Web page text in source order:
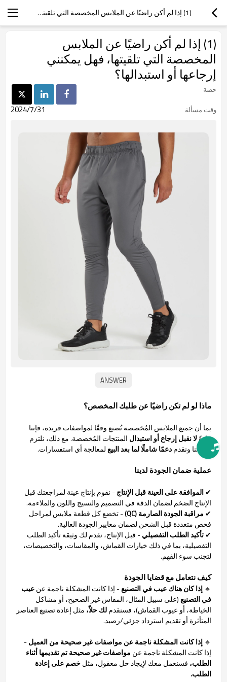
(1) إذا لم أكن راضيًا عن الملابس المخصصة التي تلقيتها، فهل يمكنني إرجاعها أو استبدالها؟
(1) إذا لم أكن راضيًا عن الملابس
المخصصة التي تلقيتها، فهل يمكنني
إرجاعها أو استبدالها؟
حصة
وقت مسألة
2024/7/31
ماذا لو لم تكن راضيًا عن طلبك المخصص؟
بما أن جميع الملابس المُخصصة تُصنع وفقًا لمواصفات فريدة، فإننا
عادةًلا نقبل إرجاع أو استبدال المنتجات المُخصصة. مع ذلك، نلتزم
بجودتنا ونقدمدعمًا شاملًا لما بعد البيعلمعالجة أي استفسارات.
عملية ضمان الجودة لدينا
✔الموافقة على العينة قبل الإنتاج- نقوم بإنتاج عينة لمراجعتك قبل
الإنتاج الضخم لضمان الدقة في التصميم والنسيج واللون والملاءمة.
✔ مراقبة الجودة الصارمة (QC)
- تخضع كل قطعة ملابس لمراحل
فحص متعددة قبل الشحن لضمان معايير الجودة العالية.
✔تأكيد الطلب التفصيلي- قبل الإنتاج، نقدم لك وثيقة تأكيد الطلب
التفصيلية، بما في ذلك خيارات القماش، والمقاسات، والتخصيصات،
لتجنب سوء الفهم.
كيف نتعامل مع قضايا الجودة
🔹 إذا كان هناك عيب في التصنيع- إذا كانت المشكلة ناجمة عنعيب
في التصنيع(على سبيل المثال، المقاس غير الصحيح، أو مشاكل
الخياطة، أو عيوب القماش)، فسنقدملك حلاً، مثل إعادة تصنيع العناصر
المتأثرة أو تقديم استرداد جزئي/رصيد.
🔹 إذا كانت المشكلة ناجمة عن مواصفات غير صحيحة من العميل-
إذا كانت المشكلة ناجمة عن مواصفات غير صحيحة تم تقديمها أثناء
الطلب، فسنعمل معك لإيجاد حل معقول، مثلخصم على إعادة
الطلب.